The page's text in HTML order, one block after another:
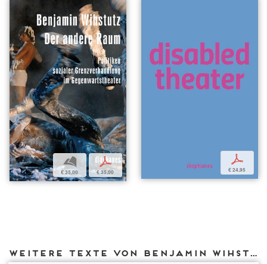
b
€ 35,00
p
€ 35,00
p
€ 24,95
Weitere Texte von Benjamin Wihstutz bei DIAPHANES